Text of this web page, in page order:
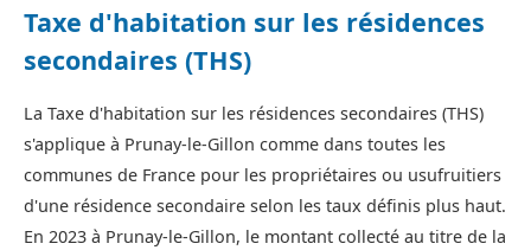
Taxe d'habitation sur les résidences
secondaires (THS)
La Taxe d'habitation sur les résidences secondaires (THS)
s'applique à Prunay-le-Gillon comme dans toutes les
communes de France pour les propriétaires ou usufruitiers
d'une résidence secondaire selon les taux définis plus haut.
En 2023 à Prunay-le-Gillon, le montant collecté au titre de la